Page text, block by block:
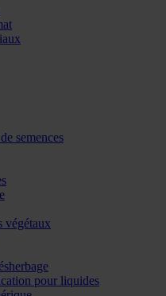
semences
végétaux
pour liquides